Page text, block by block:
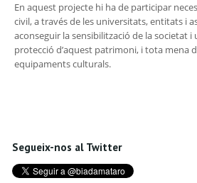
En aquest projecte hi ha de participar
civil, a través de les universitats, entitats i
aconseguir la sensibilització de la societat
protecció d’aquest patrimoni, i tota mena
equipaments culturals.
Segueix-nos al Twitter